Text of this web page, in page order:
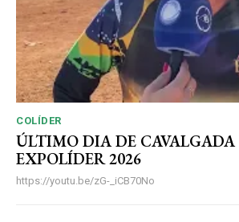
COLÍDER
ÚLTIMO DIA DE
EXPOLÍDER 2026
https://youtu.be/zG-_iCB70No